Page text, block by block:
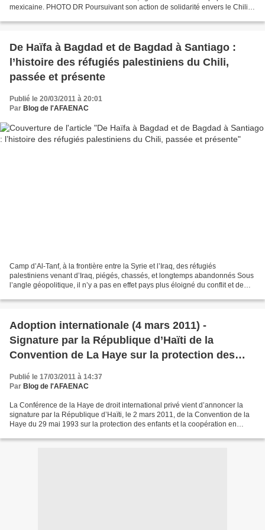
mexicaine. PHOTO DR Poursuivant son action de solidarité envers le Chili,
De Haïfa à Bagdad et de Bagdad à Santiago :
l’histoire des réfugiés palestiniens du Chili,
passée et présente
Publié le 20/03/2011 à 20:01
Par Blog de l'AFAENAC
Camp d’Al-Tanf, à la frontière entre la Syrie et l’Iraq, des réfugiés
palestiniens venant d’Iraq, piégés, chassés, et longtemps abandonnés Sous
l’angle géopolitique, il n’y a pas en effet pays plus éloigné du conflit et de
Adoption internationale (4 mars 2011) -
Signature par la République d’Haïti de la
Convention de La Haye sur la protection des
enfants et la coopération en matière d’adoption
internationale
Publié le 17/03/2011 à 14:37
Par Blog de l'AFAENAC
La Conférence de la Haye de droit international privé vient d’annoncer la
signature par la République d’Haïti, le 2 mars 2011, de la Convention de la
Haye du 29 mai 1993 sur la protection des enfants et la coopération en